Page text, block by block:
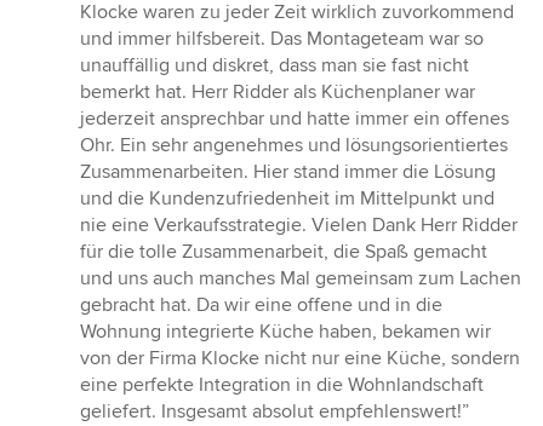
Klocke waren zu jeder Zeit wirklich zuvorkommend
und immer hilfsbereit. Das Montageteam war so
unauffällig und diskret, dass man sie fast nicht
bemerkt hat. Herr Ridder als Küchenplaner war
jederzeit ansprechbar und hatte immer ein offenes
Ohr. Ein sehr angenehmes und lösungsorientiertes
Zusammenarbeiten. Hier stand immer die Lösung
und die Kundenzufriedenheit im Mittelpunkt und
nie eine Verkaufsstrategie. Vielen Dank Herr Ridder
für die tolle Zusammenarbeit, die Spaß gemacht
und uns auch manches Mal gemeinsam zum Lachen
gebracht hat. Da wir eine offene und in die
Wohnung integrierte Küche haben, bekamen wir
von der Firma Klocke nicht nur eine Küche, sondern
eine perfekte Integration in die Wohnlandschaft
geliefert. Insgesamt absolut empfehlenswert!”